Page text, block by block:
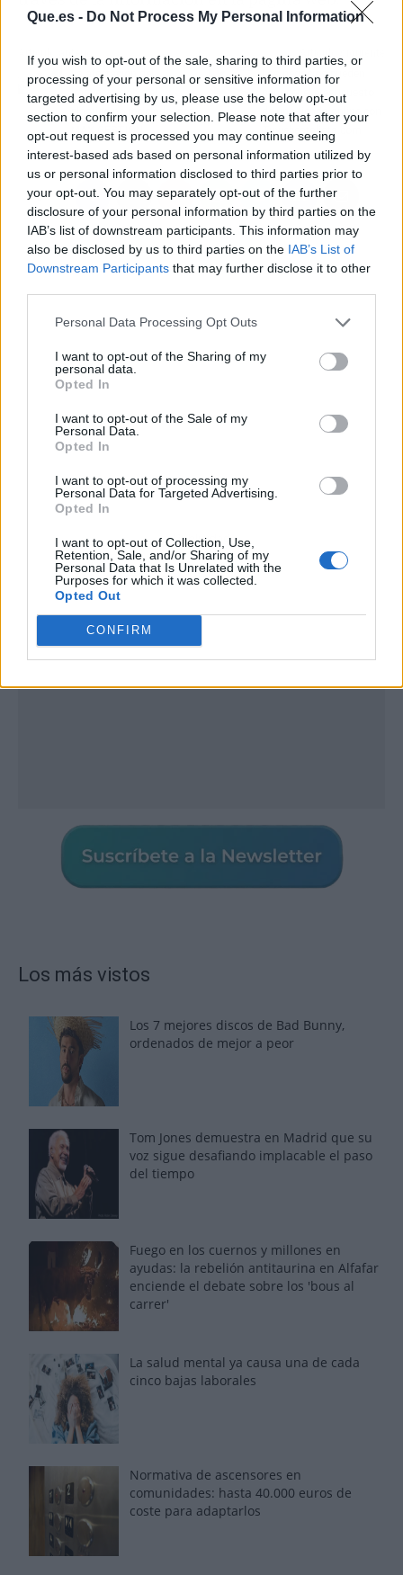
Que.es - Do Not Process My Personal Information
If you wish to opt-out of the sale, sharing to third parties, or
processing of your personal or sensitive information for
targeted advertising by us, please use the below opt-out
section to confirm your selection. Please note that after your
opt-out request is processed you may continue seeing
interest-based ads based on personal information utilized by
us or personal information disclosed to third parties prior to
your opt-out. You may separately opt-out of the further
disclosure of your personal information by third parties on the
IAB’s list of downstream participants. This information may
also be disclosed by us to third parties on the IAB’s List of
Downstream Participants that may further disclose it to other
Personal Data Processing Opt Outs
I want to opt-out of the Sharing of my
personal data.
Opted In
I want to opt-out of the Sale of my
Personal Data.
Opted In
I want to opt-out of processing my
Personal Data for Targeted Advertising.
Opted In
I want to opt-out of Collection, Use,
Retention, Sale, and/or Sharing of my
Personal Data that Is Unrelated with the
Purposes for which it was collected.
Opted Out
CONFIRM
Artículo anterior
La afectación del
impuesto sobre el
plástico no reciclado, por
MAX GESTIÓN
Artículo siguiente
Los negocios pueden
conocer el presupuesto
de una tienda online con
Tuwebestalista.com
Publicidad
Los más vistos
Los 7 mejores discos de Bad Bunny,
ordenados de mejor a peor
Tom Jones demuestra en Madrid que su
voz sigue desafiando implacable el paso
del tiempo
Fuego en los cuernos y millones en
ayudas: la rebelión antitaurina en Alfafar
enciende el debate sobre los 'bous al
carrer'
La salud mental ya causa una de cada
cinco bajas laborales
Normativa de ascensores en
comunidades: hasta 40.000 euros de
coste para adaptarlos